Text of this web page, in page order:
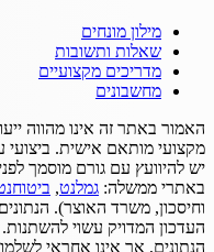
מילון מונחים
שאלות ותשובות
מדריכים מקצועיים
מחשבונים
האמור באתר זה אינו מהווה
מקצועי מותאם אישית.
יש להיוועץ עם גורם מוסמך
באתרי ממשלה: גמלנט,
וחיסכון, משרד האוצר).
העדכון המדויק עשוי להשתנות.
הנתונים, אך אינו אחראי